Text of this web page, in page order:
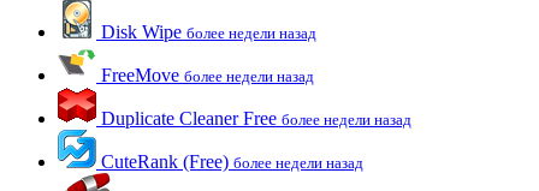
Disk Wipe более недели назад
FreeMove более недели назад
Duplicate Cleaner Free более недели назад
CuteRank (Free) более недели назад